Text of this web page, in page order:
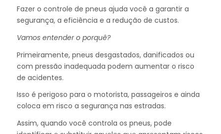
Fazer o controle de pneus ajuda você a garantir a
segurança, a eficiência e a redução de custos.
Vamos entender o porquê?
Primeiramente, pneus desgastados, danificados ou
com pressão inadequada podem aumentar o risco
de acidentes.
Isso é perigoso para o motorista, passageiros e ainda
coloca em risco a segurança nas estradas.
Assim, quando você controla os pneus, pode